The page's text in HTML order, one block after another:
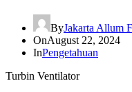
ByJakarta Allum
OnAugust 22, 2024
InPengetahuan
Turbin Ventilator